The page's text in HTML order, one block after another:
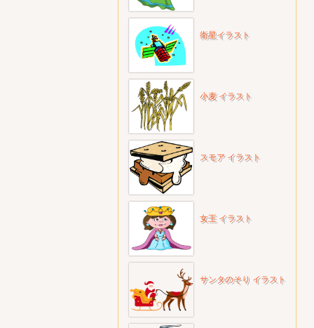
衛星イラスト
小麦 イラスト
スモア イラスト
女王 イラスト
サンタのそり イラスト